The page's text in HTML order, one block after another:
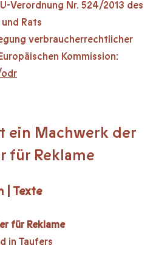
Verordnung Nr. 524/2013 des
Rats
verbraucherrechtlicher
Kommission:
odr
ein Machwerk der
für Reklame
| Texte
für Reklame
in Taufers